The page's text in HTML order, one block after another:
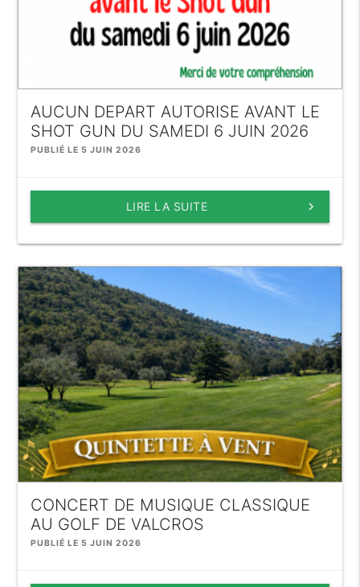
AUCUN DEPART AUTORISE AVANT LE
SHOT GUN DU SAMEDI 6 JUIN 2026
PUBLIÉ LE 5 JUIN 2026
keyboard_arrow_right
LIRE LA SUITE
CONCERT DE MUSIQUE CLASSIQUE
AU GOLF DE VALCROS
PUBLIÉ LE 5 JUIN 2026